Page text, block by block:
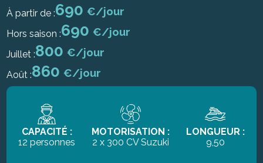
À partir de :690€/jour
Hors saison :690€/jour
Juillet :800€/jour
Août :860€/jour
CAPACITÉ :
12 personnes
MOTORISATION :
2 x 300 CV Suzuki
LONGUEUR :
9,50